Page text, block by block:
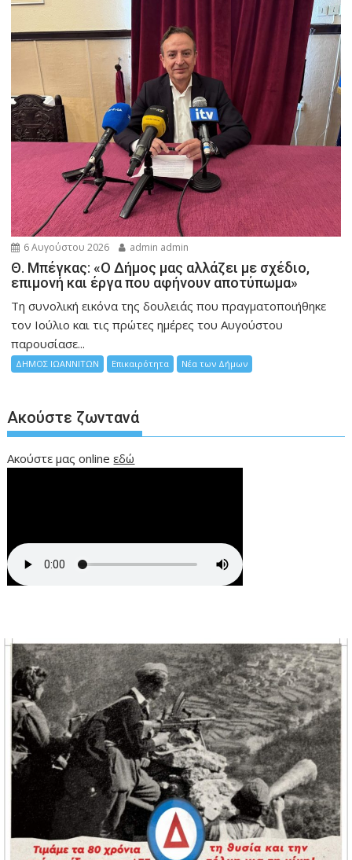
6 Αυγούστου 2026 admin admin
Θ. Μπέγκας: «Ο Δήμος μας αλλάζει με σχέδιο,
επιμονή και έργα που αφήνουν αποτύπωμα»
Τη συνολική εικόνα της δουλειάς που πραγματοποιήθηκε
τον Ιούλιο και τις πρώτες ημέρες του Αυγούστου
παρουσίασε...
ΔΗΜΟΣ ΙΩΑΝΝΙΤΩΝ Επικαιρότητα Νέα των Δήμων
Ακούστε ζωντανά
Ακούστε μας onlineεδώ